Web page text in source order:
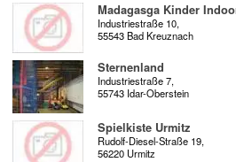
Madagasga Kinder
Industriestraße 10,
55543 Bad Kreuznach
Sternenland
Industriestraße 7,
55743 Idar-Oberstein
Spielkiste Urmitz
Rudolf-Diesel-Straße 19,
56220 Urmitz